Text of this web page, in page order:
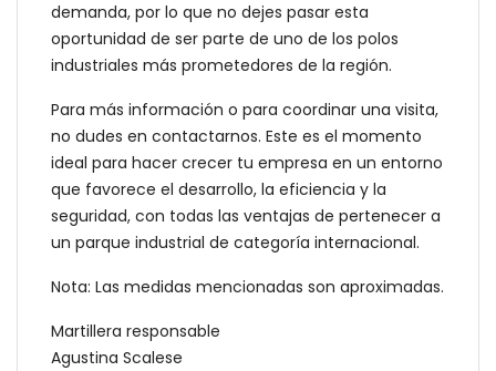
demanda, por lo que no dejes pasar esta
oportunidad de ser parte de uno de los polos
industriales más prometedores de la región.
Para más información o para coordinar una visita,
no dudes en contactarnos. Este es el momento
ideal para hacer crecer tu empresa en un entorno
que favorece el desarrollo, la eficiencia y la
seguridad, con todas las ventajas de pertenecer a
un parque industrial de categoría internacional.
Nota: Las medidas mencionadas son aproximadas.
Martillera responsable
Agustina Scalese